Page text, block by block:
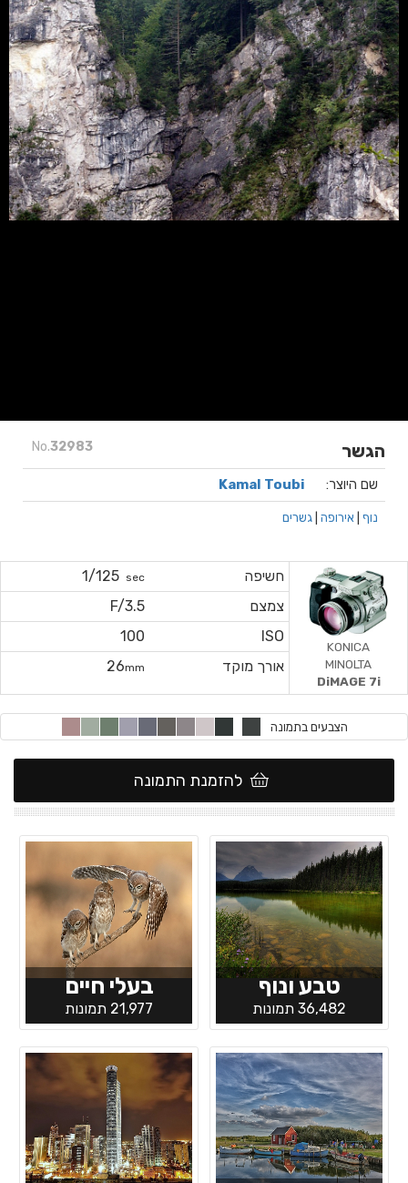
No.32983 הגשר
שם היוצר: Kamal Toubi
נוף אירופה גשרים
חשיפה sec
1/125
צמצם
F/3.5
ISO
100
אורך מוקד
26mm
KONICA
MINOLTA
DiMAGE 7i
הצבעים בתמונה
להזמנת התמונה
טבע ונוף
36,482 תמונות
בעלי חיים
21,977 תמונות